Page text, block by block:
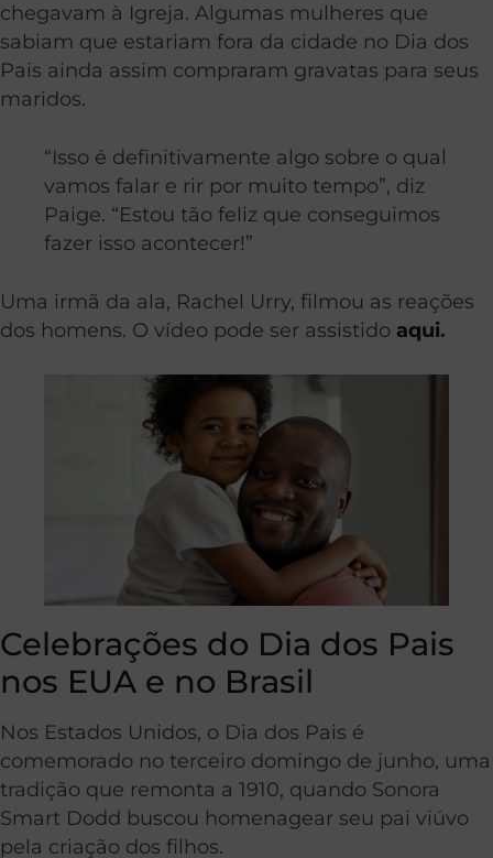
chegavam à Igreja. Algumas mulheres que
sabiam que estariam fora da cidade no Dia dos
Pais ainda assim compraram gravatas para seus
maridos.
“Isso é definitivamente algo sobre o qual
vamos falar e rir por muito tempo”, diz
Paige. “Estou tão feliz que conseguimos
fazer isso acontecer!”
Uma irmã da ala, Rachel Urry, filmou as reações
dos homens. O vídeo pode ser assistido aqui.
Celebrações do Dia dos Pais
nos EUA e no Brasil
Nos Estados Unidos, o Dia dos Pais é
comemorado no terceiro domingo de junho, uma
tradição que remonta a 1910, quando Sonora
Smart Dodd buscou homenagear seu pai viúvo
pela criação dos filhos.